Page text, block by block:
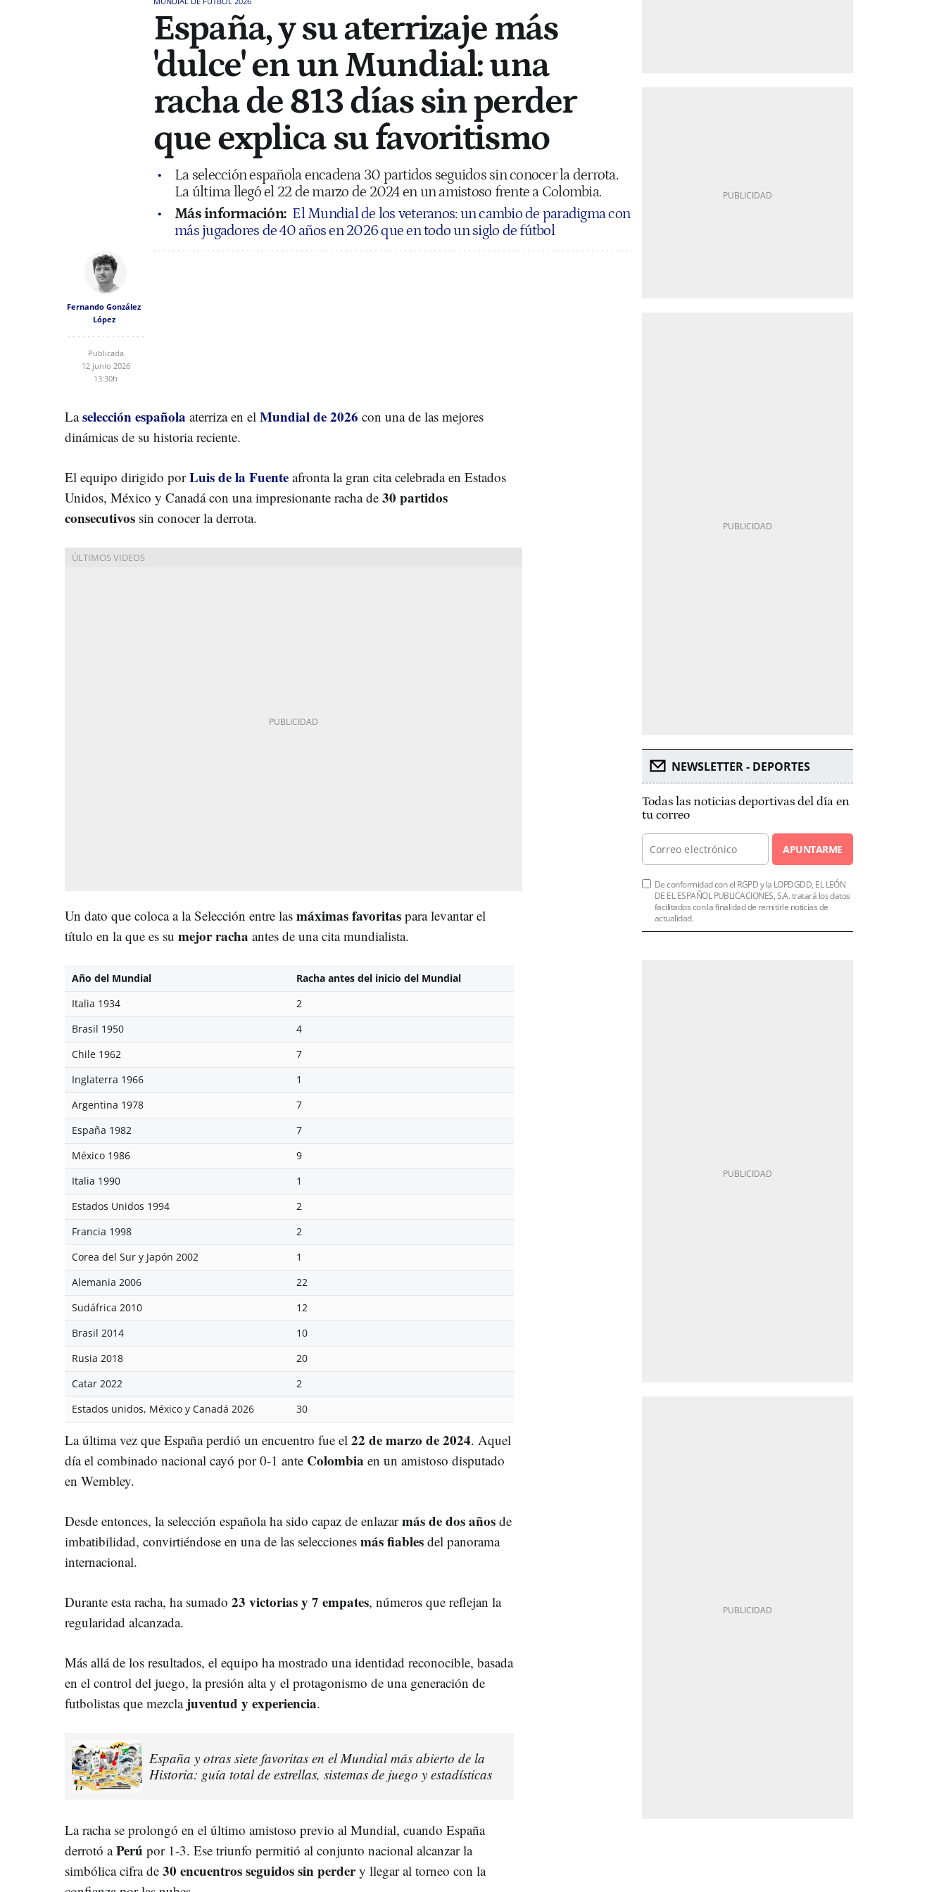
España, y su aterrizaje más
'dulce' en un Mundial: una
racha de 813 días sin perder
que explica su favoritismo
La selección española encadena 30 partidos seguidos sin conocer la derrota.
La última llegó el 22 de marzo de 2024 en un amistoso frente a Colombia.
Más información: El Mundial de los veteranos: un cambio de paradigma con
más jugadores de 40 años en 2026 que en todo un siglo de fútbol
Fernando González
López
Publicada
12 junio 2026
13:30h
La selección española aterriza en el Mundial de 2026 con una de las mejores
dinámicas de su historia reciente.
El equipo dirigido por Luis de la Fuente afronta la gran cita celebrada en Estados
Unidos, México y Canadá con una impresionante racha de 30 partidos
consecutivos sin conocer la derrota.
Un dato que coloca a la Selección entre las máximas favoritas para levantar el
título en la que es su mejor racha antes de una cita mundialista.
Año del Mundial
Racha antes del inicio del Mundial
Italia 1934
2
Brasil 1950
4
Chile 1962
7
Inglaterra 1966
1
Argentina 1978
7
España 1982
7
México 1986
9
Italia 1990
1
Estados Unidos 1994
2
Francia 1998
2
Corea del Sur y Japón 2002
1
Alemania 2006
22
Sudáfrica 2010
12
Brasil 2014
10
Rusia 2018
20
Catar 2022
2
Estados unidos, México y Canadá 2026
30
La última vez que España perdió un encuentro fue el 22 de marzo de 2024. Aquel
día el combinado nacional cayó por 0-1 ante Colombia en un amistoso disputado
en Wembley.
Desde entonces, la selección española ha sido capaz de enlazarmás de dos años de
imbatibilidad, convirtiéndose en una de las selecciones más fiables del panorama
internacional.
Durante esta racha, ha sumado 23 victorias y 7 empates, números que reflejan la
regularidad alcanzada.
Más allá de los resultados, el equipo ha mostrado una identidad reconocible, basada
en el control del juego, la presión alta y el protagonismo de una generación de
futbolistas que mezcla juventud y experiencia.
España y otras siete favoritas en el Mundial más abierto de la
Historia: guía total de estrellas, sistemas de juego y estadísticas
La racha se prolongó en el último amistoso previo al Mundial, cuando España
derrotó aPerú por 1-3. Ese triunfo permitió al conjunto nacional alcanzar la
simbólica cifra de 30 encuentros seguidos sin perdery llegar al torneo con la
NEWSLETTER - DEPORTES
Todas las noticias deportivas del día en
tu correo
APUNTARME
De conformidad con el RGPD y la LOPDGDD, EL LEÓN
DE EL ESPAÑOL PUBLICACIONES, S.A. tratará los datos
facilitados con la finalidad de remitirle noticias de
actualidad.